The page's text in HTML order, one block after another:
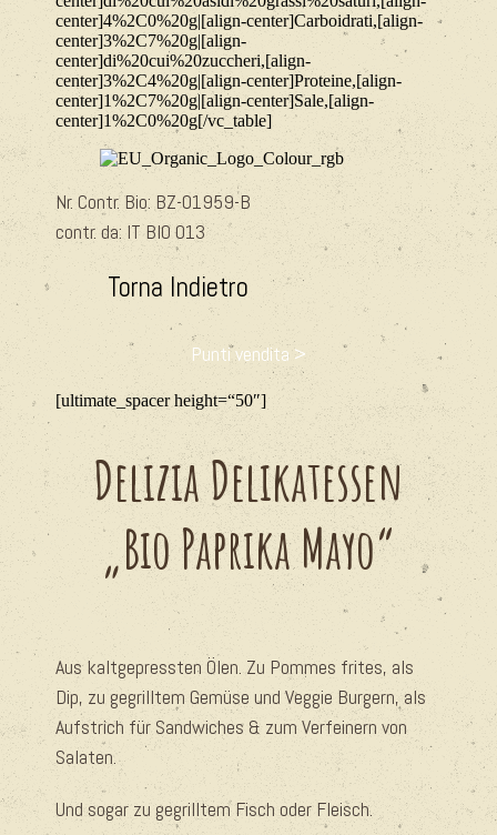
center]4%2C0%20g|[align-center]Carboidrati,[align-
center]3%2C7%20g|[align-
center]di%20cui%20zuccheri,[align-
center]3%2C4%20g|[align-center]Proteine,[align-
center]1%2C7%20g|[align-center]Sale,[align-
center]1%2C0%20g[/vc_table]
Nr. Contr. Bio: BZ-01959-B
contr. da: IT BIO 013
Torna Indietro
Punti vendita >
[ultimate_spacer height=“50″]
Delizia Delikatessen
„Bio Paprika Mayo“
Aus kaltgepressten Ölen. Zu Pommes frites, als
Dip, zu gegrilltem Gemüse und Veggie Burgern, als
Aufstrich für Sandwiches & zum Verfeinern von
Salaten.
Und sogar zu gegrilltem Fisch oder Fleisch.